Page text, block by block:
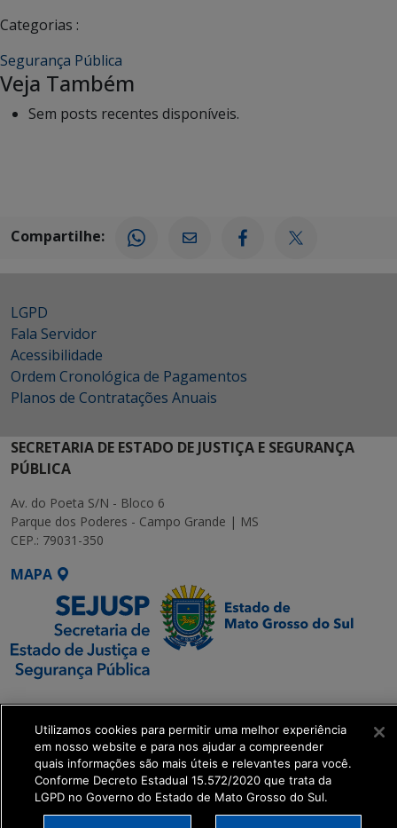
Categorias :
Segurança Pública
Veja Também
Sem posts recentes disponíveis.
Compartilhe:
LGPD
Fala Servidor
Acessibilidade
Ordem Cronológica de Pagamentos
Planos de Contratações Anuais
SECRETARIA DE ESTADO DE JUSTIÇA E SEGURANÇA
PÚBLICA
Av. do Poeta S/N - Bloco 6
Parque dos Poderes - Campo Grande | MS
CEP.: 79031-350
MAPA
SETDIG | Secretaria-
Executiva de
Transformação Digital
get_footer();
Utilizamos cookies para permitir uma melhor experiência
em nosso website e para nos ajudar a compreender
quais informações são mais úteis e relevantes para você.
Conforme Decreto Estadual 15.572/2020 que trata da
LGPD no Governo do Estado de Mato Grosso do Sul.